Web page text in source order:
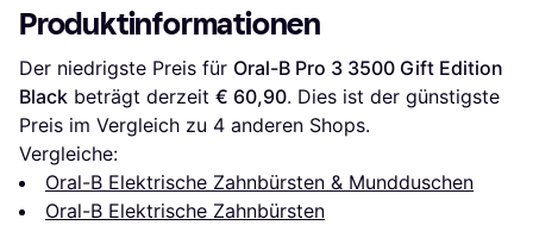
Produktinformationen
Der niedrigste Preis für Oral-B Pro 3 3500 Gift Edition
Black beträgt derzeit € 60,90. Dies ist der günstigste
Preis im Vergleich zu 4 anderen Shops.
Vergleiche:
Oral-B Elektrische Zahnbürsten & Mundduschen
Oral-B Elektrische Zahnbürsten